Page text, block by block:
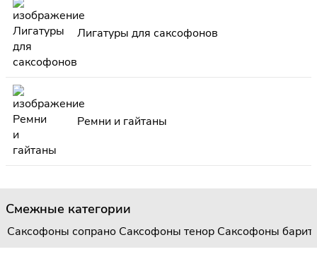
Лигатуры для саксофонов
Ремни и гайтаны
Смежные категории
Саксофоны сопрано Саксофоны тенор Саксофоны